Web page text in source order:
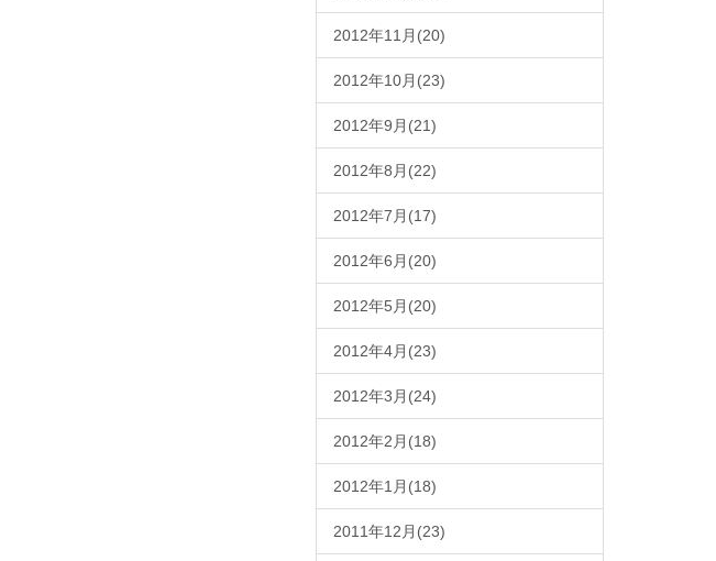
2012年11月(20)
2012年10月(23)
2012年9月(21)
2012年8月(22)
2012年7月(17)
2012年6月(20)
2012年5月(20)
2012年4月(23)
2012年3月(24)
2012年2月(18)
2012年1月(18)
2011年12月(23)